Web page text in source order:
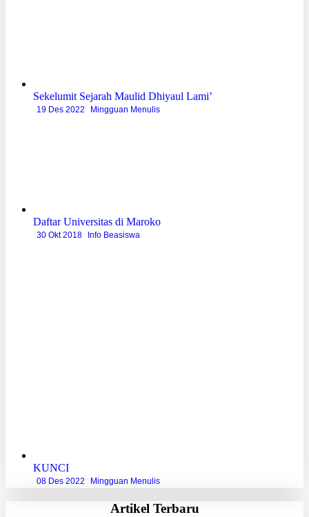
Sekelumit Sejarah Maulid Dhiyaul Lami’
19 Des 2022 Mingguan Menulis
Daftar Universitas di Maroko
30 Okt 2018 Info Beasiswa
KUNCI
08 Des 2022 Mingguan Menulis
Artikel Terbaru